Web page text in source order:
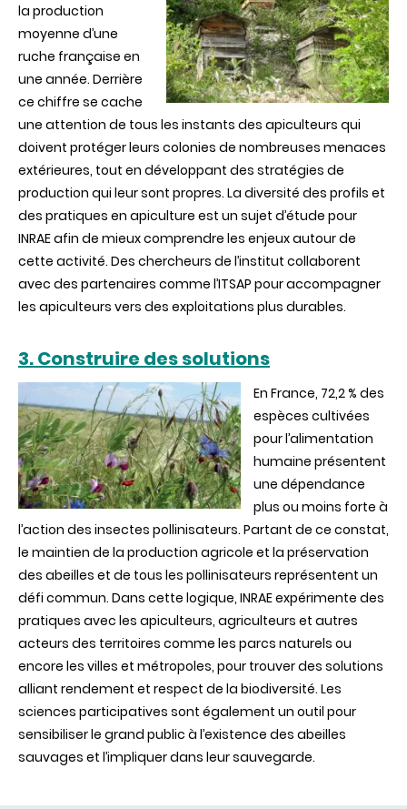
la production
moyenne d’une
ruche française en
une année. Derrière
ce chiffre se cache
une attention de tous les instants des apiculteurs qui
doivent protéger leurs colonies de nombreuses menaces
extérieures, tout en développant des stratégies de
production qui leur sont propres. La diversité des profils et
des pratiques en apiculture est un sujet d’étude pour
INRAE afin de mieux comprendre les enjeux autour de
cette activité. Des chercheurs de l’institut collaborent
avec des partenaires comme l’ITSAP pour accompagner
les apiculteurs vers des exploitations plus durables.
3. Construire des solutions
En France, 72,2 % des
espèces cultivées
pour l’alimentation
humaine présentent
une dépendance
plus ou moins forte à
l’action des insectes pollinisateurs. Partant de ce constat,
le maintien de la production agricole et la préservation
des abeilles et de tous les pollinisateurs représentent un
défi commun. Dans cette logique, INRAE expérimente des
pratiques avec les apiculteurs, agriculteurs et autres
acteurs des territoires comme les parcs naturels ou
encore les villes et métropoles, pour trouver des solutions
alliant rendement et respect de la biodiversité. Les
sciences participatives sont également un outil pour
sensibiliser le grand public à l’existence des abeilles
sauvages et l’impliquer dans leur sauvegarde.